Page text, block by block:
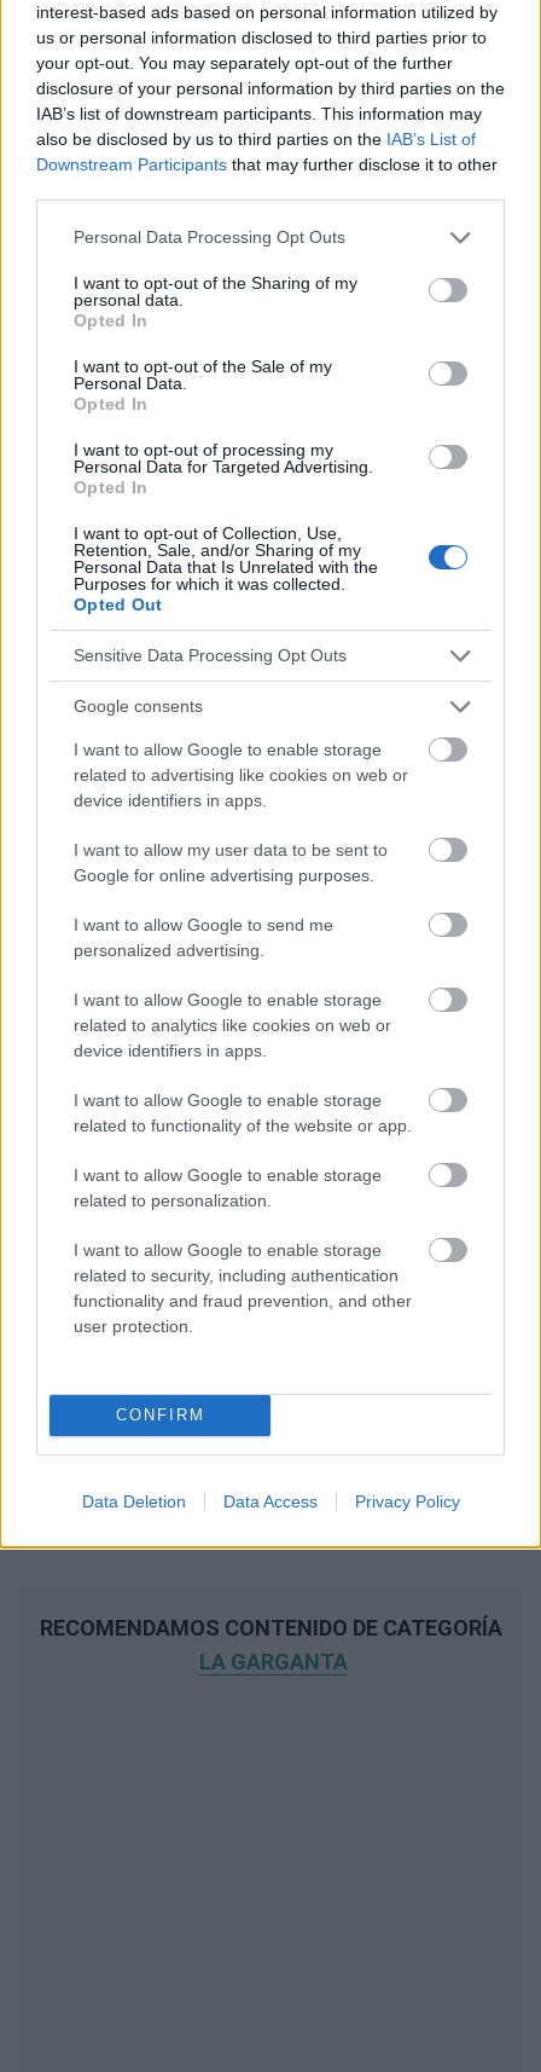
interest-based ads based on personal information utilized by
us or personal information disclosed to third parties prior to
your opt-out. You may separately opt-out of the further
disclosure of your personal information by third parties on the
IAB’s list of downstream participants. This information may
also be disclosed by us to third parties on the IAB’s List of
Downstream Participants that may further disclose it to other
Please note that this website/app uses one or more Google
not limited to your visit or usage behaviour. You may click to
grant or deny consent to Google and its third-party tags to
use your data for below specified purposes in below Google
consent section.
Personal Data Processing Opt Outs
I want to opt-out of the Sharing of my
personal data.
Opted In
I want to opt-out of the Sale of my
Personal Data.
Opted In
I want to opt-out of processing my
Personal Data for Targeted Advertising.
Opted In
I want to opt-out of Collection, Use,
Retention, Sale, and/or Sharing of my
Personal Data that Is Unrelated with the
Purposes for which it was collected.
Opted Out
Sensitive Data Processing Opt Outs
Google consents
I want to allow Google to enable storage
related to advertising like cookies on web or
device identifiers in apps.
I want to allow my user data to be sent to
Google for online advertising purposes.
I want to allow Google to send me
personalized advertising.
I want to allow Google to enable storage
related to analytics like cookies on web or
device identifiers in apps.
I want to allow Google to enable storage
related to functionality of the website or app.
I want to allow Google to enable storage
related to personalization.
I want to allow Google to enable storage
related to security, including authentication
functionality and fraud prevention, and other
user protection.
CONFIRM
Data Deletion Data Access Privacy Policy
RELACIONADO
Temas Cáncer Cavidad oral Prevención
Mira también en la lengua english
Fuentes
cavidad oral - características, diagnóstico, procedimientos,
Forum Medycyny Rodzinnej 2016, 10 (3), pp. 254-262. Walter A.,
Starzyńska A, Diagnóstico de las afecciones precancerosas de
la mucosa oral, Forum Medycyny Rodzinnej 2016, 10 (1), pp. 19-
El contenido y los materiales de este sitio son de carácter
educativo e informativo. El editor y los redactores del sitio no son
responsables de los efectos de su aplicación. Antes de aplicar
con un médico.
RECOMENDAMOS CONTENIDO DE CATEGORÍA
LA GARGANTA